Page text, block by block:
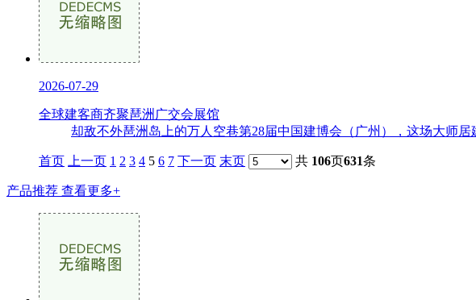
2026-07-29
全球建客商齐聚琶洲广交会展馆
却敌不外琶洲岛上的万人空巷第28届中国建博会（广州），这场大师
首页 上一页 1 2 3 4 5 6 7 下一页 末页 共 106页631条
产品推荐 查看更多+